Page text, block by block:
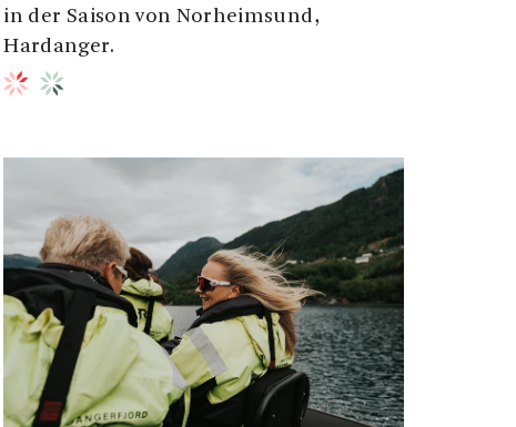
in der Saison von Norheimsund,
Hardanger.